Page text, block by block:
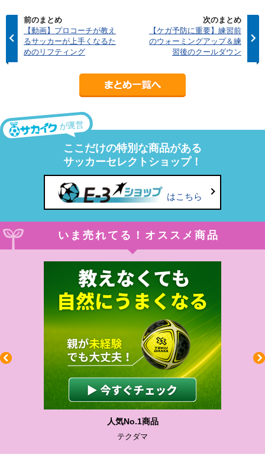
前のまとめ
【動画】プロコーチが教え
るサッカーが上手くなるた
めのリフティング
次のまとめ
【ケガ予防に重要】練習前
のウォーミングアップ＆練
習後のクールダウン
が運営
ここだけの特別な商品がある
サッカーセレクトショップ！
はこちら
いま売れてる！オススメ商品
わかりやすい質問に沿って書